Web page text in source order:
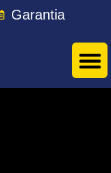
Garantia